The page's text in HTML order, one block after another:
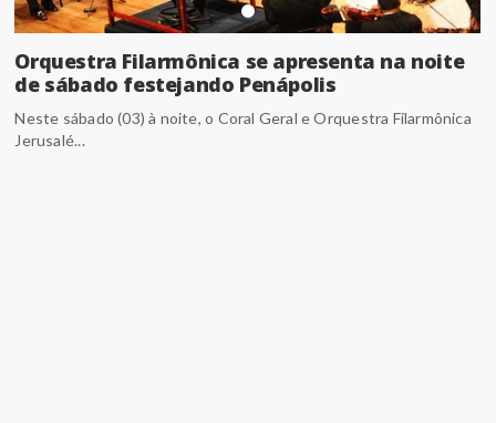
Orquestra Filarmônica se apresenta na noite
de sábado festejando Penápolis
Neste sábado (03) à noite, o Coral Geral e Orquestra Filarmônica
Jerusalé...